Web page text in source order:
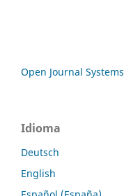
Open Journal Systems
Idioma
Deutsch
English